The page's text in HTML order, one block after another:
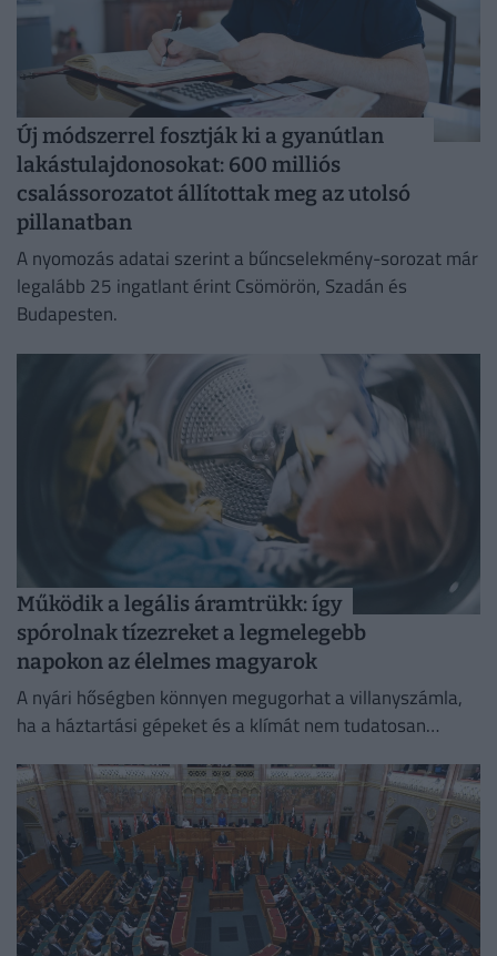
Új módszerrel fosztják ki a gyanútlan
lakástulajdonosokat: 600 milliós
csalássorozatot állítottak meg az utolsó
pillanatban
A nyomozás adatai szerint a bűncselekmény-sorozat már
legalább 25 ingatlant érint Csömörön, Szadán és
Budapesten.
Működik a legális áramtrükk: így
spórolnak tízezreket a legmelegebb
napokon az élelmes magyarok
A nyári hőségben könnyen megugorhat a villanyszámla,
ha a háztartási gépeket és a klímát nem tudatosan